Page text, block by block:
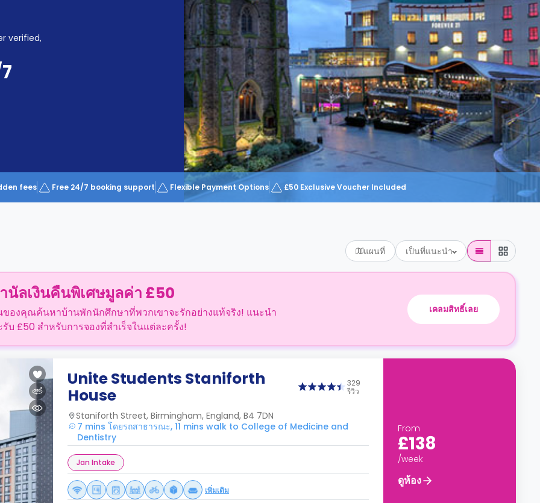
verified,
fees Free 24/7 booking support Flexible Payment Options £50 Exclusive Voucher Included
แผนที่ เป็นที่แนะนำ
นัลเงินคืนพิเศษมูลค่า £50
ของคุณค้นหาบ้านพักนักศึกษาที่พวกเขาจะรักอย่างแท้จริง! แนะนำ
บ £50 สำหรับการจองที่สำเร็จในแต่ละครั้ง!
เคลมสิทธิ์เลย
Unite Students Staniforth
House
329
รีวิว
Staniforth Street, Birmingham, England, B4 7DN
7 mins โดยรถสาธารณะ, 11 mins walk to College of Medicine and
Dentistry
Jan Intake
เพิ่มเติม
From
£138
/week
ดูห้อง